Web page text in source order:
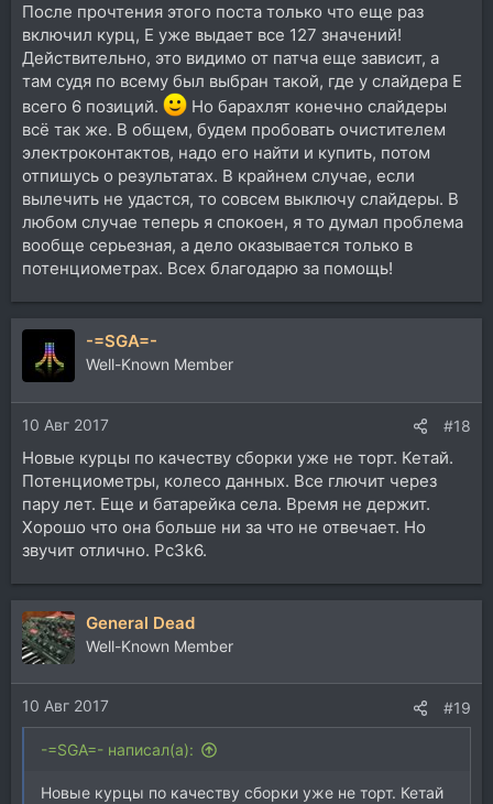
После прочтения этого поста только что еще раз
включил курц, E уже выдает все 127 значений!
Действительно, это видимо от патча еще зависит, а
там судя по всему был выбран такой, где у слайдера E
всего 6 позиций.
Но барахлят конечно слайдеры
всё так же. В общем, будем пробовать очистителем
электроконтактов, надо его найти и купить, потом
отпишусь о результатах. В крайнем случае, если
вылечить не удастся, то совсем выключу слайдеры. В
любом случае теперь я спокоен, я то думал проблема
вообще серьезная, а дело оказывается только в
потенциометрах. Всех благодарю за помощь!
-=SGA=-
Well-Known Member
10 Авг 2017 #18
Новые курцы по качеству сборки уже не торт. Кетай.
Потенциометры, колесо данных. Все глючит через
пару лет. Еще и батарейка села. Время не держит.
Хорошо что она больше ни за что не отвечает. Но
звучит отлично. Pc3k6.
General Dead
Well-Known Member
10 Авг 2017 #19
-=SGA=- написал(а):
Новые курцы по качеству сборки уже не торт. Кетай